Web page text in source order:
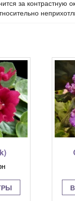
за контрастную
Диапазон
55.00 грн
–
Этот
имеет